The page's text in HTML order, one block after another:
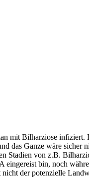
mit Bilharziose
das Ganze wäre
Stadien von z.B.
bin, noch
der potenzielle